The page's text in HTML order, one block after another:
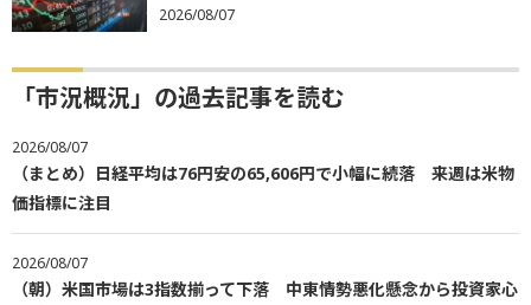
2026/08/07
「市況概況」の過去記事を読む
2026/08/07
（まとめ）日経平均は76円安の65,606円で小幅に続落 来週は米物
価指標に注目
2026/08/07
（朝）米国市場は3指数揃って下落 中東情勢悪化懸念から投資家心